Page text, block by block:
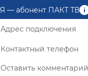
Я — абонент ПАКТ ТВ